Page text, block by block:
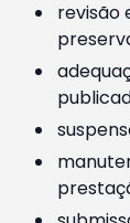
revisão